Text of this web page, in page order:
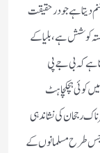
دیتا ہے جو درحقیقت
کوشش ہے،بلیا کے
ہے کہ بی جے پی
کوئی ہچکچاہٹ
رجحان کی نشاندہی
جس طرح مسلمانوں کے